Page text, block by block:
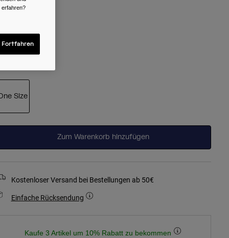
ausgewählt
Size
Zum Warenkorb hinzufügen
Kostenloser Versand bei Bestellungen ab 50€
Einfache Rücksendung
Kaufe 3 Artikel um 10% Rabatt zu bekommen
erfahren?